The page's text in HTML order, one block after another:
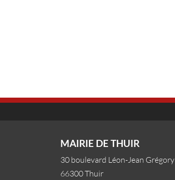
MAIRIE DE THUIR
30 boulevard Léon-Jean Grégory
66300 Thuir